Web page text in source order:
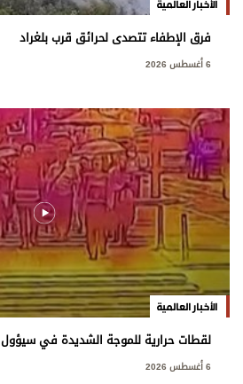
الأخبار العالمية
فرق الإطفاء تتصدى لحرائق قرب بلغراد
6 أغسطس 2026
الأخبار العالمية
لقطات حرارية للموجة الشديدة في سيؤول
6 أغسطس 2026